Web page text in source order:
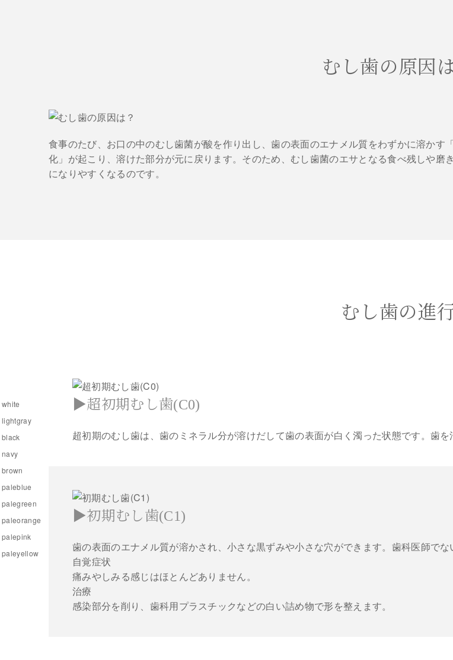
white
lightgray
black
navy
brown
paleblue
palegreen
paleorange
palepink
paleyellow
むし歯の原因
食事のたび、お口の中のむし歯菌が酸を作り出し、歯の表面のエナメル質をわずかに溶か
化」が起こり、溶けた部分が元に戻ります。そのため、むし歯菌のエサとなる食べ残しや
になりやすくなるのです。
むし歯の進
▶超初期むし歯(C0)
超初期のむし歯は、歯のミネラル分が溶けだして歯の表面が白く濁った状態です。歯
▶初期むし歯(C1)
歯の表面のエナメル質が溶かされ、小さな黒ずみや小さな穴ができます。歯科医師でな
自覚症状
痛みやしみる感じはほとんどありません。
治療
感染部分を削り、歯科用プラスチックなどの白い詰め物で形を整えます。